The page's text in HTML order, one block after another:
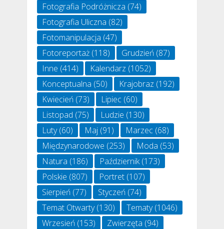
Fotografia Podróżnicza (74)
Fotografia Uliczna (82)
Fotomanipulacja (47)
Fotoreportaż(118) Grudzień(87)
Inne (414) Kalendarz (1052)
Konceptualna (50) Krajobraz (192)
Kwiecień(73) Lipiec(60)
Listopad (75) Ludzie (130)
Luty(60) Maj(91) Marzec(68)
Międzynarodowe (253) Moda (53)
Natura (186) Październik(173)
Polskie (807) Portret(107)
Sierpień(77) Styczeń(74)
Temat Otwarty(130) Tematy(1046)
Wrzesień(153) Zwierzęta (94)